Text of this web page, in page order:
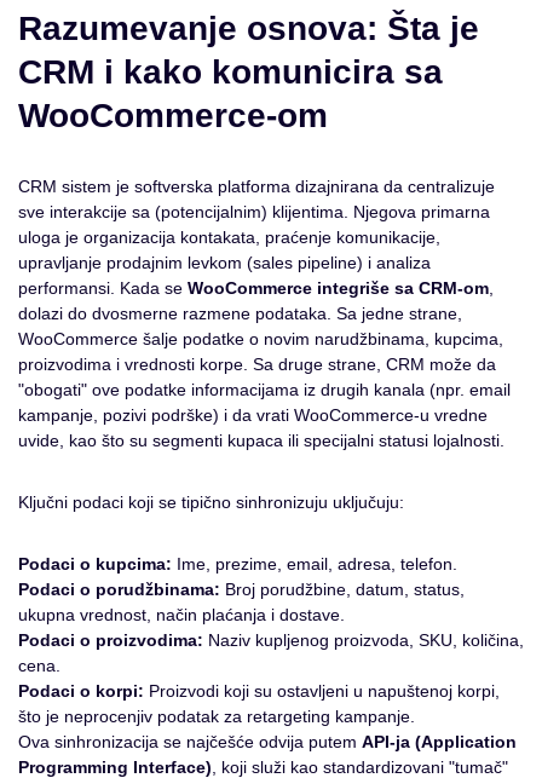
Razumevanje osnova: Šta je
CRM i kako komunicira sa
WooCommerce-om
CRM sistem je softverska platforma dizajnirana da centralizuje
sve interakcije sa (potencijalnim) klijentima. Njegova primarna
uloga je organizacija kontakata, praćenje komunikacije,
upravljanje prodajnim levkom (sales pipeline) i analiza
performansi. Kada se WooCommerce integriše sa CRM-om
dolazi do dvosmerne razmene podataka. Sa jedne strane,
WooCommerce šalje podatke o novim narudžbinama, kupcima,
proizvodima i vrednosti korpe. Sa druge strane, CRM može da
"obogati" ove podatke informacijama iz drugih kanala (npr. email
kampanje, pozivi podrške) i da vrati WooCommerce-u vredne
uvide, kao što su segmenti kupaca ili specijalni statusi lojalnosti.
Ključni podaci koji se tipično sinhronizuju uključuju:
Podaci o kupcima: Ime, prezime, email, adresa, telefon.
Podaci o porudžbinama: Broj porudžbine, datum, status,
ukupna vrednost, način plaćanja i dostave.
Podaci o proizvodima: Naziv kupljenog proizvoda, SKU, količina,
cena.
Podaci o korpi: Proizvodi koji su ostavljeni u napuštenoj korpi,
što je neprocenjiv podatak za retargeting kampanje.
Ova sinhronizacija se najčešće odvija putem API-ja (Application
Programming Interface) , koji služi kao standardizovani "tumač"